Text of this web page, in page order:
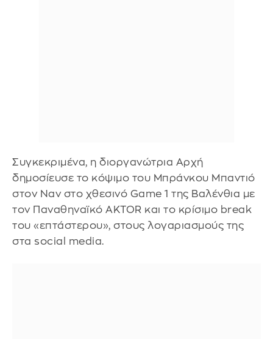
Συγκεκριμένα, η διοργανώτρια Αρχή
δημοσίευσε το κόψιμο του Μπράνκου Μπαντιό
στον Ναν στο χθεσινό Game 1 της Βαλένθια με
τον Παναθηναϊκό AKTOR και το κρίσιμο break
του «επτάστερου», στους λογαριασμούς της
στα social media.